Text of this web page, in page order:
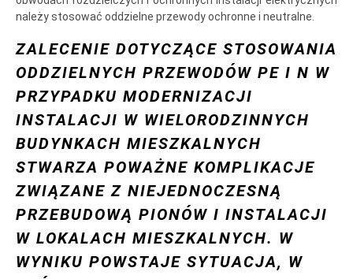
należy stosować oddzielne przewody ochronne i neutralne.
ZALECENIE DOTYCZĄCE STOSOWANIA
ODDZIELNYCH PRZEWODÓW PE I N W
PRZYPADKU MODERNIZACJI
INSTALACJI W WIELORODZINNYCH
BUDYNKACH MIESZKALNYCH
STWARZA POWAŻNE KOMPLIKACJE
ZWIĄZANE Z NIEJEDNOCZESNĄ
PRZEBUDOWĄ PIONÓW I INSTALACJI
W LOKALACH MIESZKALNYCH. W
WYNIKU POWSTAJE SYTUACJA, W